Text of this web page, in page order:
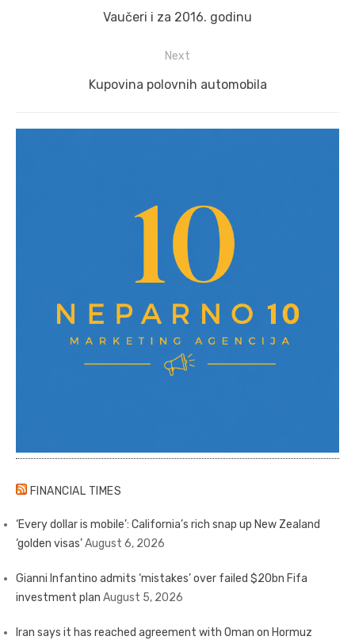
navigationPrevious
Vaučeri i za 2016. godinu
Next
Next
Kupovina polovnih automobila
FINANCIAL TIMES
‘Every dollar is mobile’: California’s rich snap up New Zealand
‘golden visas’August 6, 2026
Gianni Infantino admits ‘mistakes’ over failed $20bn Fifa
investment plan August 5, 2026
Iran says it has reached agreement with Oman on Hormuz